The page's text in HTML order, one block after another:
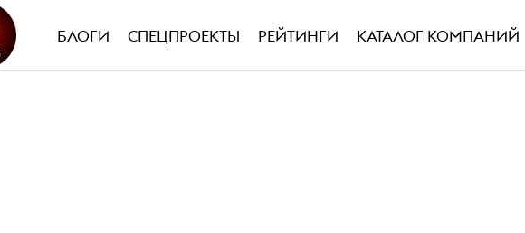
БЛОГИ СПЕЦПРОЕКТЫ РЕЙТИНГИ КАТАЛОГ КОМПАНИЙ